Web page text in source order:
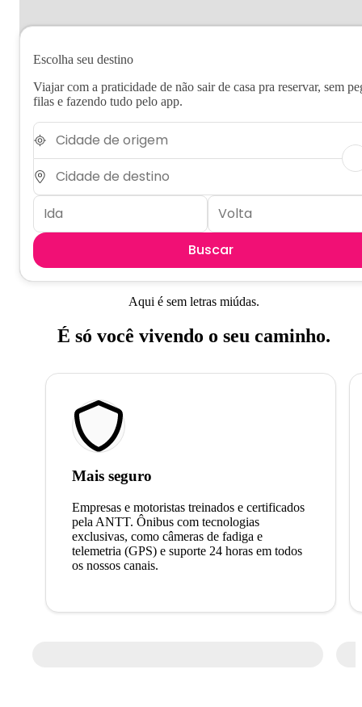
Escolha seu destino
Viajar com a praticidade de não sair de casa pra reservar, sem
filas e fazendo tudo pelo app.
Buscar
Aqui é sem letras miúdas.
É só você vivendo o seu caminho.
Mais seguro
Empresas e motoristas treinados e certificados
pela ANTT. Ônibus com tecnologias
exclusivas, como câmeras de fadiga e
telemetria (GPS) e suporte 24 horas em todos
os nossos canais.